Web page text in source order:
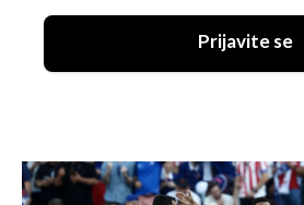
Prijavite se